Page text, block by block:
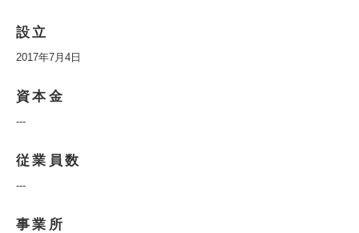
設立
2017年7月4日
資本金
---
従業員数
---
事業所